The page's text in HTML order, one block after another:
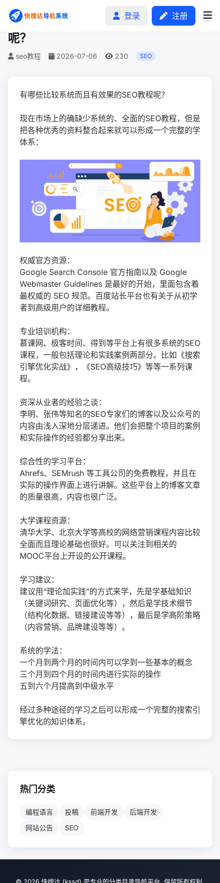
登录 注册
分类排行
申请收录
文章
有哪些比较系统而且有效果的SEO教程
呢？
seo教程 2026-07-06 230 SEO
有哪些比较系统而且有效果的SEO教程呢？
现在市场上的确缺少系统的、全面的SEO教程，但是
把各种优秀的资料整合起来就可以形成一个完整的学
体系：
权威官方资源：
Google Search Console 官方指南以及 Google
Webmaster Guidelines 是最好的开始，里面包含着
最权威的 SEO 规范。百度站长平台也有关于从初学
者到高级用户的详细教程。
专业培训机构：
慕课网、极客时间、得到等平台上有很多系统的SEO
课程，一般包括理论和实践案例两部分。比如《搜索
引擎优化实战》，《SEO高级技巧》等等一系列课
程。
资深从业者的经验之谈：
李明、张伟等知名的SEO专家们的博客以及公众号的
内容由浅入深地分层递进。他们会把整个项目的案例
和实际操作的经验都分享出来。
综合性的学习平台：
Ahrefs、SEMrush 等工具公司的免费教程，并且在
实际的操作界面上进行讲解。这些平台上的博客文章
的质量很高，内容也很广泛。
大学课程资源：
清华大学、北京大学等高校的网络营销课程内容比较
全面而且理论基础也很好。可以关注到相关的
MOOC平台上开设的公开课程。
学习建议：
建议用“理论加实践”的方式来学，先是学基础知识
（关键词研究、页面优化等），然后是学技术细节
（结构化数据、链接建设等等），最后是学高阶策略
（内容营销、品牌建设等等）。
系统的学法：
一个月到两个月的时间内可以学到一些基本的概念
三个月到四个月的时间内进行实际的操作
五到六个月提高到中级水平
经过多种途径的学习之后可以形成一个完整的搜索引
擎优化的知识体系。
热门分类
编程语言 投稿 前端开发
后端开发
网站公告
SEO